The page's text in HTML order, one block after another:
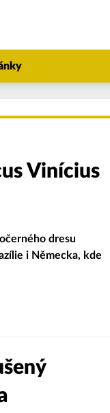
Vinícius
dresu
i Německa, kde